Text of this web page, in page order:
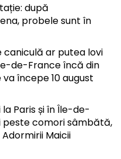
după
probele sunt în
caniculă ar putea lovi
de-France încă din
începe 10 august
Paris și în Île-de-
peste comori sâmbătă,
Adormirii Maicii